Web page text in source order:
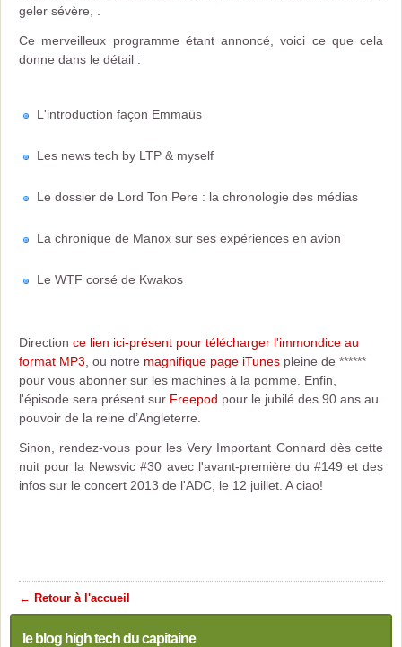
geler sévère, .
Ce merveilleux programme étant annoncé, voici ce que cela
donne dans le détail :
L'introduction façon Emmaüs
Les news tech by LTP & myself
Le dossier de Lord Ton Pere : la chronologie des médias
La chronique de Manox sur ses expériences en avion
Le WTF corsé de Kwakos
Direction ce lien ici-présent pour télécharger l'immondice au
format MP3 , ou notre magnifique page iTunes pleine de ******
pour vous abonner sur les machines à la pomme. Enfin,
l'épisode sera présent sur Freepod pour le jubilé des 90 ans au
pouvoir de la reine d’Angleterre.
Sinon, rendez-vous pour les Very Important Connard dès cette
nuit pour la Newsvic #30 avec l'avant-première du #149 et des
infos sur le concert 2013 de l'ADC, le 12 juillet. A ciao!
← Retour à l'accueil
le blog high tech du capitaine